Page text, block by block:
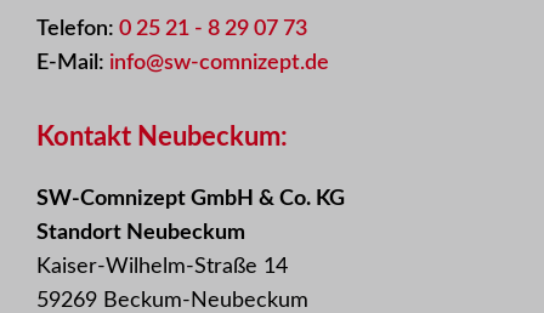
Telefon: 0 25 21 - 8 29 07 73
E-Mail: info@sw-comnizept.de
Kontakt Neubeckum:
SW-Comnizept GmbH & Co. KG
Standort Neubeckum
Kaiser-Wilhelm-Straße 14
59269 Beckum-Neubeckum